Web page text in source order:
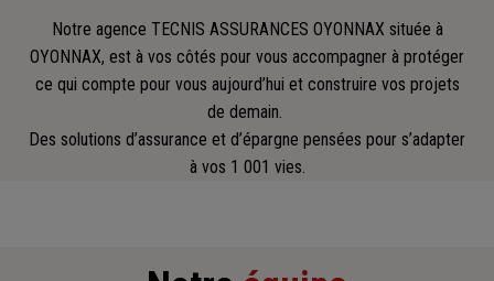
Notre agence TECNIS ASSURANCES OYONNAX située à
OYONNAX, est à vos côtés pour vous accompagner à protéger
ce qui compte pour vous aujourd’hui et construire vos projets
de demain.
Des solutions d’assurance et d’épargne pensées pour s’adapter
à vos 1 001 vies.